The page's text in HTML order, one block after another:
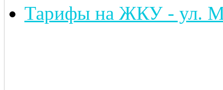
Тарифы на ЖКУ - ул.